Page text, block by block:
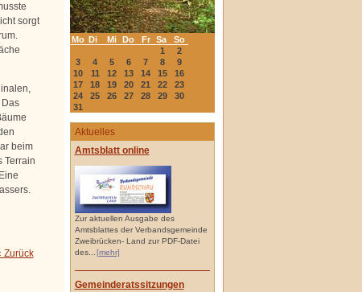
Mo Di Mi Do Fr Sa
So
1
2
3
4 5 6 7 8
9
10
11 12 13 14 15
16
17
18 19 20 21 22
23
24
25 26 27 28 29
30
31
Aktuelles
Amtsblatt online
Zur aktuellen Ausgabe des
Amtsblattes der Verbandsgemeinde
Zweibrücken- Land zur PDF-Datei
des...
[mehr]
Gemeinderatssitzungen
sorgt
beim
Terrain
Zurück